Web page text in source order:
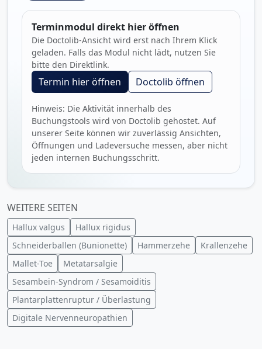
Terminmodul direkt hier öffnen
Die Doctolib-Ansicht wird erst nach Ihrem Klick
geladen. Falls das Modul nicht lädt, nutzen Sie
bitte den Direktlink.
Termin hier öffnen Doctolib öffnen
Hinweis: Die Aktivität innerhalb des
Buchungstools wird von Doctolib gehostet. Auf
unserer Seite können wir zuverlässig Ansichten,
Öffnungen und Ladeversuche messen, aber nicht
jeden internen Buchungsschritt.
WEITERE SEITEN
Hallux valgus
Hallux rigidus
Schneiderballen (Bunionette)
Hammerzehe
Krallenzehe
Mallet-Toe
Metatarsalgie
Sesambein-Syndrom / Sesamoiditis
Plantarplattenruptur / Überlastung
Digitale Nervenneuropathien